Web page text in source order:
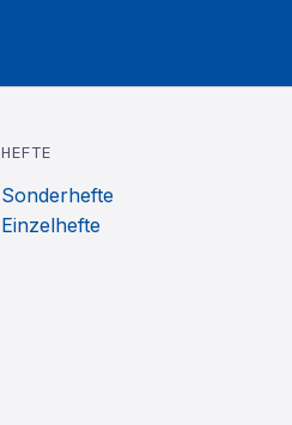
HEFTE
Sonderhefte
Einzelhefte